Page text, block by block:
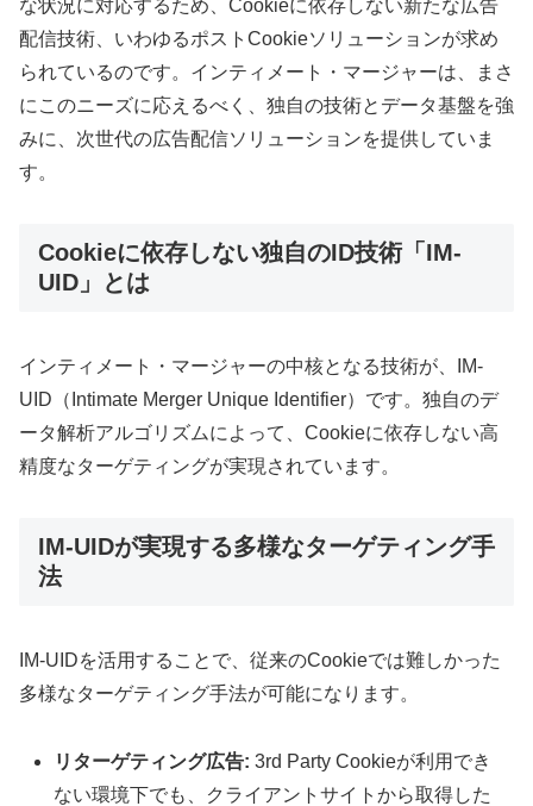
な状況に対応するため、Cookieに依存しない新たな広告
配信技術、いわゆるポストCookieソリューションが求め
られているのです。インティメート・マージャーは、まさ
にこのニーズに応えるべく、独自の技術とデータ基盤を強
みに、次世代の広告配信ソリューションを提供していま
す。
Cookieに依存しない独自のID技術「IM-
UID」とは
インティメート・マージャーの中核となる技術が、IM-
UID（Intimate Merger Unique Identifier）です。独自のデ
ータ解析アルゴリズムによって、Cookieに依存しない高
精度なターゲティングが実現されています。
IM-UIDが実現する多様なターゲティング手
法
IM-UIDを活用することで、従来のCookieでは難しかった
多様なターゲティング手法が可能になります。
リターゲティング広告: 3rd Party Cookieが利用でき
ない環境下でも、クライアントサイトから取得した